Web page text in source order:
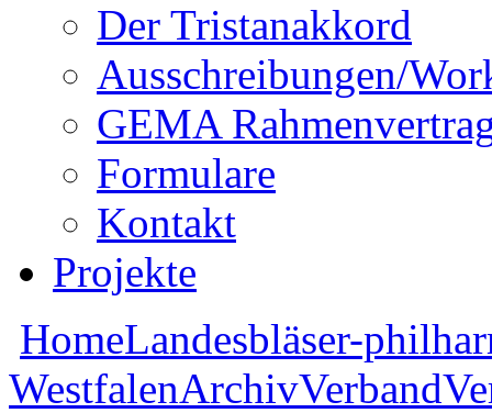
Der Tristanakkord
Ausschreibungen/
GEMA
Formulare
Kontakt
Projekte
HomeLandesbläser-
WestfalenArchivVerband